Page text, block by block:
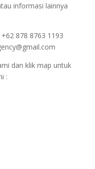
informasi lainnya
878 8763 1193
dan klik map untuk
: